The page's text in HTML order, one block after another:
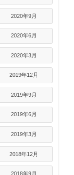
2020年9月
2020年6月
2020年3月
2019年12月
2019年9月
2019年6月
2019年3月
2018年12月
2018年9月